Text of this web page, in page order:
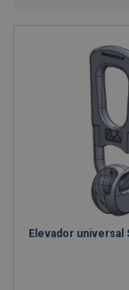
Elevador universal